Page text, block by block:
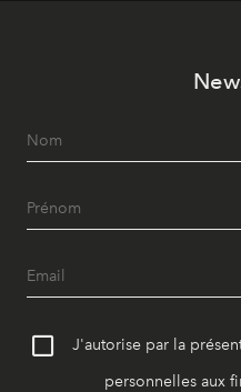
J'autorise par la
personnelles aux